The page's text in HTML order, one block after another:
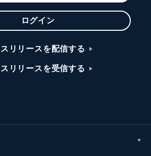
ログイン
リリースを配信する
リリースを受信する